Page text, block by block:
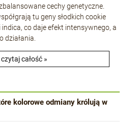
cechy genetyczne.
tu geny słodkich cookie
co daje efekt intensywnego, a
działania.
czytaj całość »
kolorowe odmiany królują w